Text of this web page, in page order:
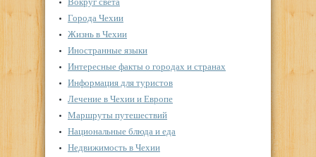
Города Чехии
Жизнь в Чехии
Иностранные языки
Интересные факты о городах и странах
Информация для туристов
Лечение в Чехии и Европе
Маршруты путешествий
Национальные блюда и еда
Недвижимость в Чехии